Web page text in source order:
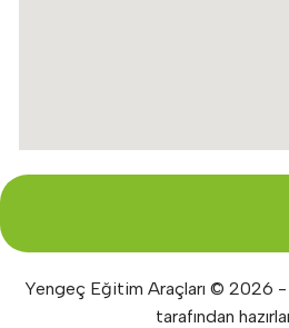
Yengeç Eğitim Araçları © 2026 -
tarafından